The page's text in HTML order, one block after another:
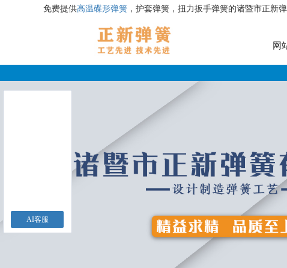
免费提供高温碟形弹簧 ，护套弹簧，扭力扳手弹簧的诸暨市正新
网
AI客服